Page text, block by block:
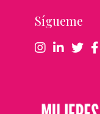
Sígueme